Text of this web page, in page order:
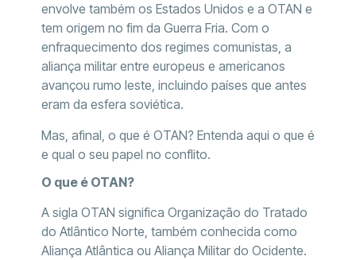
envolve também os Estados Unidos e a OTAN e
tem origem no fim da Guerra Fria. Com o
enfraquecimento dos regimes comunistas, a
aliança militar entre europeus e americanos
avançou rumo leste, incluindo países que antes
eram da esfera soviética.
Mas, afinal, o que é OTAN? Entenda aqui o que é
e qual o seu papel no conflito.
O que é OTAN?
A sigla OTAN significa Organização do Tratado
do Atlântico Norte, também conhecida como
Aliança Atlântica ou Aliança Militar do Ocidente.